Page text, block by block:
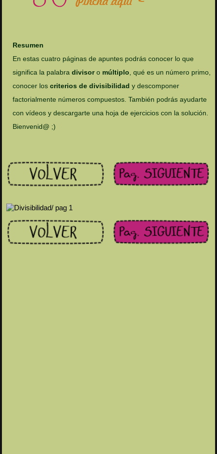
Resumen
En estas cuatro páginas de apuntes podrás conocer lo que
significa la palabradivisoro múltiplo, qué es un número primo,
conocer loscriterios de divisibilidad y descomponer
factorialmente números compuestos. También podrás ayudarte
con vídeos y descargarte una hoja de ejercicios con la solución.
Bienvenid@ ;)